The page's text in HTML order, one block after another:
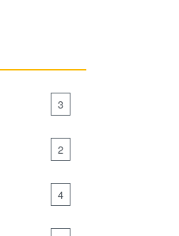
3
2
4